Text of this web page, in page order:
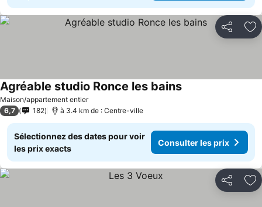
Partager
Maison/appartement entier
Agréable studio Ronce les bains
6,7 182 à 3.4 km de : Centre-ville
Sélectionnez des dates pour voir
les prix exacts
Consulter les prix
Partager